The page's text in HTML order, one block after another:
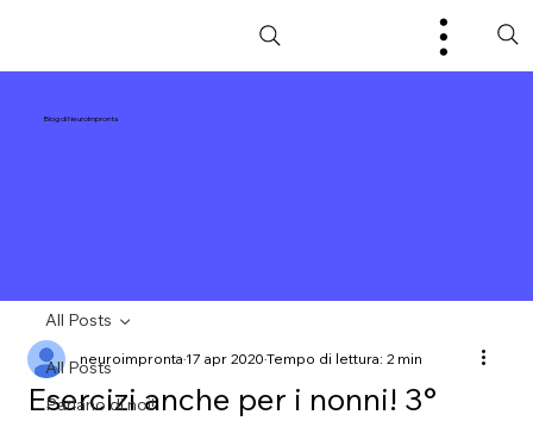
Blog di NeuroImpronta
All Posts
Parlano di noi!
All Posts
Esercizi anche per i nonni! 3°
neuroimpronta17 apr 2020Tempo di lettura: 2 min